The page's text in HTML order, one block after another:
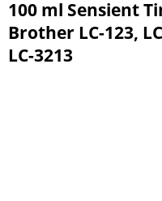
100 ml Sensient
Brother LC-123,
LC-3213